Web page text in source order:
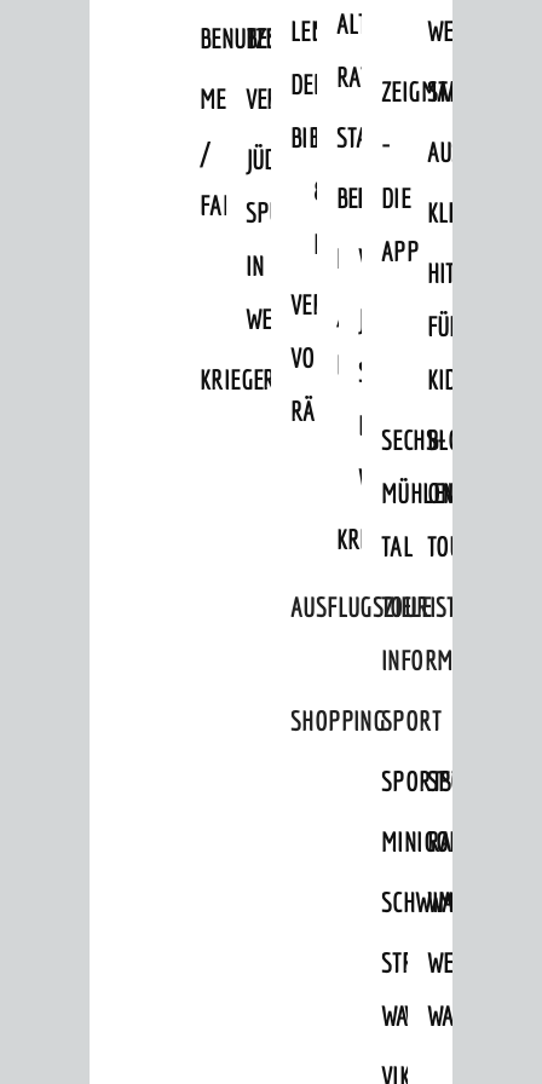
BENUTZUNG
MELDEKARTEI
/
FAMILIENFORSCHUNG
BESTANDSÜBERSICHT
VERÖFFENTLICHUNGEN
JÜDISCHE
SPUREN
IN
WEINHEIM
KRIEGERDENKMAL
LEIHVERKEHR
DER
BIBLIOTHEK
SERVICE
FÜR
LEHRER/INNEN
&
ERZIEHER/INNEN
VERMIETUNG
VON
RÄUMEN
ALTEN
RATHAUS
STADTARCHIV
BENUTZUNG
MELDEKARTEI
/
FAMILIENFORSCHUNG
JÜDISCHE
SPUREN
IN
WEINHEIM
KRIEGERDENKMAL
WEG
ZEIGMAL
-
DIE
APP
STADTTEILE
HITS
FÜR
KIDS
SECHS-
MÜHLEN-
TAL
BLOGGER
ON
TOUR
AUSFLUGSZIELE
TOURIST
INFORMATION
SHOPPINGSPORT
SPORTSTÄTTEN
MINIGOLFRADFAHREN
SCHWIMMEN
STRANDBAD
WAIDSEE
TSG
VIKTOR-
WANDERN
WEINHEIMER
Städtepartnerschaften
Daten / Zahlen / Fakten
Kinderbetreuung
Stadtbibliothek
Volkshochschule
Kultureinrichtungen